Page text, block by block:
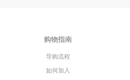
购物指南
导购流程
如何加入